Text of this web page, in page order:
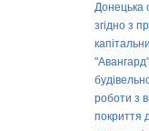
Донецька
згідно з
роботи з
покриття